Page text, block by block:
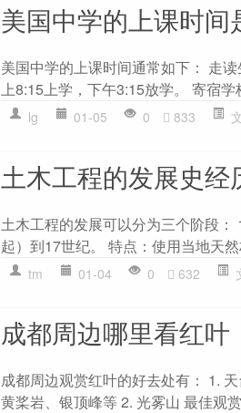
美国中学的上课时间
美国中学的上课时间通常如下： 走
上8:15上学，下午3:15放学。 寄宿
lg 01-05 0 833
土木工程的发展史
土木工程的发展可以分为三个阶段
起）到17世纪。 特点：使用当地天
tm 01-04 0 632
成都周边哪里看红叶
成都周边观赏红叶的好去处有： 1.
黄桨岩、银顶峰等 2. 光雾山 最佳观